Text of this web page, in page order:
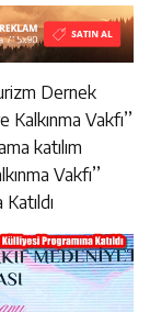
Dernek
Kalkınma Vakfı’’
katılım
Vakfı’’